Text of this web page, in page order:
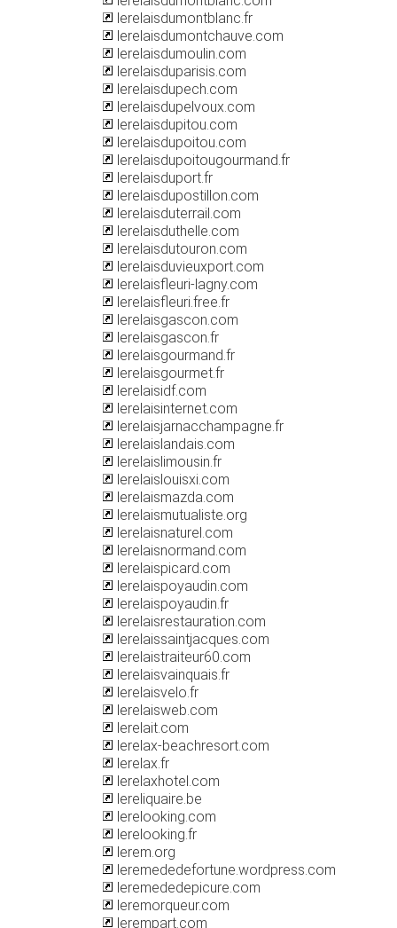
lerelaisdumontblanc.fr
lerelaisdumontchauve.com
lerelaisdumoulin.com
lerelaisduparisis.com
lerelaisdupech.com
lerelaisdupelvoux.com
lerelaisdupitou.com
lerelaisdupoitou.com
lerelaisdupoitougourmand.fr
lerelaisduport.fr
lerelaisdupostillon.com
lerelaisduterrail.com
lerelaisduthelle.com
lerelaisdutouron.com
lerelaisduvieuxport.com
lerelaisfleuri-lagny.com
lerelaisfleuri.free.fr
lerelaisgascon.com
lerelaisgascon.fr
lerelaisgourmand.fr
lerelaisgourmet.fr
lerelaisidf.com
lerelaisinternet.com
lerelaisjarnacchampagne.fr
lerelaislandais.com
lerelaislimousin.fr
lerelaislouisxi.com
lerelaismazda.com
lerelaismutualiste.org
lerelaisnaturel.com
lerelaisnormand.com
lerelaispicard.com
lerelaispoyaudin.com
lerelaispoyaudin.fr
lerelaisrestauration.com
lerelaissaintjacques.com
lerelaistraiteur60.com
lerelaisvainquais.fr
lerelaisvelo.fr
lerelaisweb.com
lerelait.com
lerelax-beachresort.com
lerelax.fr
lerelaxhotel.com
lereliquaire.be
lerelooking.com
lerelooking.fr
lerem.org
leremededefortune.wordpress.com
leremededepicure.com
leremorqueur.com
lerempart.com